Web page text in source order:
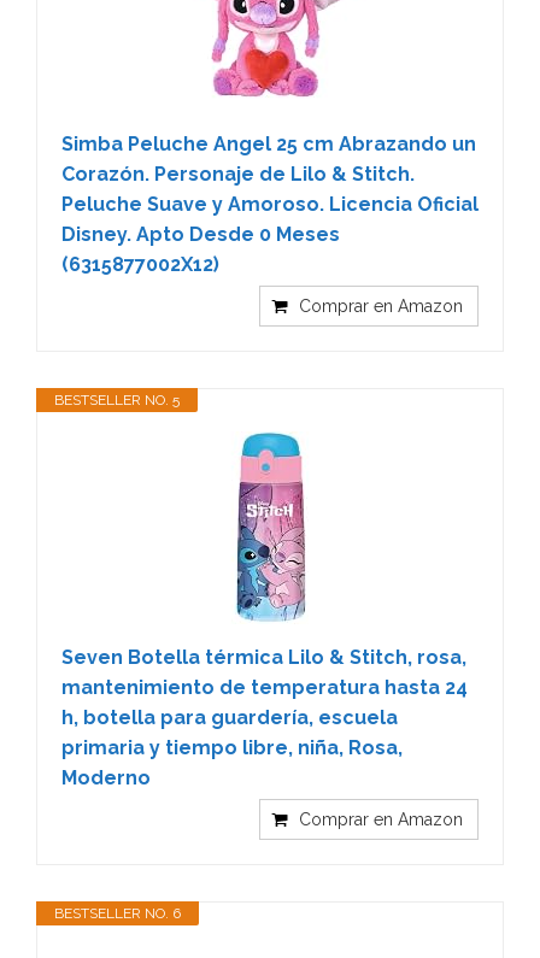
Simba Peluche Angel 25 cm Abrazando un
Corazón. Personaje de Lilo & Stitch.
Peluche Suave y Amoroso. Licencia Oficial
Disney. Apto Desde 0 Meses
(6315877002X12)
Comprar en Amazon
BESTSELLER NO. 5
Seven Botella térmica Lilo & Stitch, rosa,
mantenimiento de temperatura hasta 24
h, botella para guardería, escuela
primaria y tiempo libre, niña, Rosa,
Moderno
Comprar en Amazon
BESTSELLER NO. 6